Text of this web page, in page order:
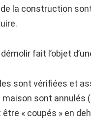
la construction
fait l’objet
sont vérifiées et
maison sont annulés
« coupés » en